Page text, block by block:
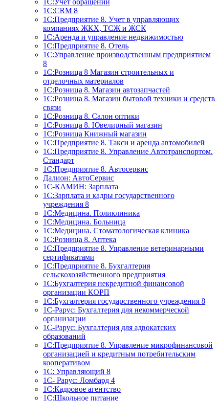
1С:Учет обращений
1C:CRM 8
1С:Предприятие 8. Учет в управляющих
компаниях ЖКХ, ТСЖ и ЖСК
1С:Аренда и управление недвижимостью
1С:Предприятие 8. Отель
1C:Управление производственным предприятием
8
1С:Розница 8 Магазин строительных и
отделочных материалов
1С:Розница 8. Магазин автозапчастей
1С:Розница 8. Магазин бытовой техники и средств
связи
1С:Розница 8. Салон оптики
1С:Розница 8. Ювелирный магазин
1С:Розница Книжный магазин
1C:Предприятие 8. Такси и аренда автомобилей
1С:Предприятие 8. Управление Автотранспортом.
Стандарт
1C:Предприятие 8. Автосервис
Далион: АвтоСервис
1С-КАМИН: Зарплата
1С:Зарплата и кадры государственного
учреждения 8
1С:Медицина. Поликлиника
1С:Медицина. Больница
1С:Медицина. Стоматологическая клиника
1С:Розница 8. Аптека
1C:Предприятие 8. Управление ветеринарными
сертификатами
1С:Предприятие 8. Бухгалтерия
сельскохозяйственного предприятия
1C:Бухгалтерия некредитной финансовой
организации КОРП
1С:Бухгалтерия государственного учреждения 8
1С-Рарус: Бухгалтерия для некоммерческой
организации
1С-Рарус: Бухгалтерия для адвокатских
образований
1С:Предприятие 8. Управление микрофинансовой
организацией и кредитным потребительским
кооперативом
1С: Управляющий 8
1С- Рарус: Ломбард 4
1С:Кадровое агентство
1С:Школьное питание